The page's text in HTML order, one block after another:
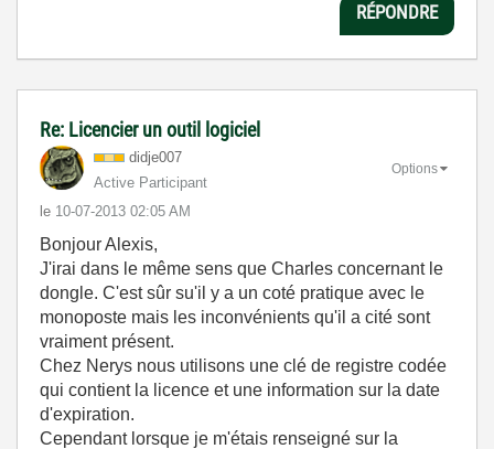
RÉPONDRE
Re: Licencier un outil logiciel
didje007
Active Participant
le ‎10-07-2013 02:05 AM
Options
Bonjour Alexis,
J'irai dans le même sens que Charles concernant le
dongle. C'est sûr su'il y a un coté pratique avec le
monoposte mais les inconvénients qu'il a cité sont
vraiment présent.
Chez Nerys nous utilisons une clé de registre codée
qui contient la licence et une information sur la date
d'expiration.
Cependant lorsque je m'étais renseigné sur la